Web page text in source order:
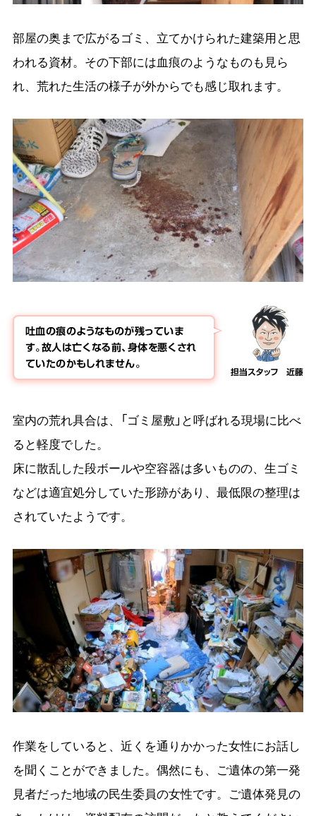
部屋の奥まで広がるゴミ、立てかけられた建築用と思
われる資材。その下部には血痕のようなものも見ら
れ、荒れた生活の様子が外からでも感じ取れます。
担当スタッフ 近藤
吐血の痕のようなものが残っていま
す。故人は亡くなる前、身体を悪くされ
ていたのかもしれません。
室内の荒れ具合は、「ゴミ屋敷」と呼ばれる現場に比べ
ると軽度でした。
床に散乱した段ボールや空容器は多いものの、生ゴミ
などは適宜処分していた形跡があり、最低限の整理は
されていたようです。
作業をしていると、近くを通りかかった女性にお話し
を聞くことができました。偶然にも、ご遺体の第一発
見者だった地域の民生委員の女性です。ご遺体発見の